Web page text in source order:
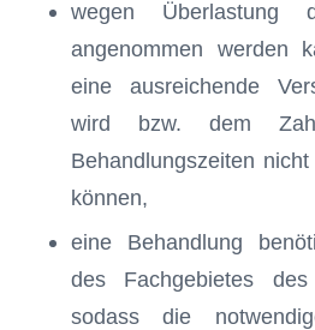
wegen Überlastung
angenommen werden
eine ausreichende
wird bzw. dem
Behandlungszeiten
können,
eine Behandlung
des Fachgebietes
sodass die